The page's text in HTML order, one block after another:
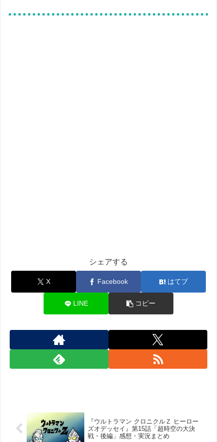
シェアする
X Facebook はてブ
LINE コピー
『ウルトラマン クロニクルＺ ヒーロー
ズオデッセイ』第15話「超時空の大決
戦・後編」感想・実況まとめ